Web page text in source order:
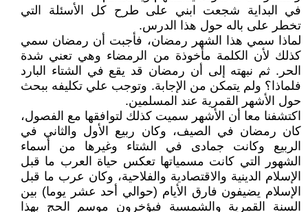
في البداية شجعت ابني على طرح كل الأسئلة التي
تخطر على باله حول هذا الدرس.
لماذا سمي هذا الشهر رمضان، فأجبت أن رمضان سمي
كذلك لأن الكلمة مأخوذة من الرمضاء وهي تعني شدة
الحر. ثم نبهته إلى أن رمضان قد يقع في الشتاء البارد
فلماذا؟ ولم يتمكن من الإجابة. وتوجب علي تكليفه ببحث
حول الأشهر القمرية عند المسلمين.
اكتشفنا معا أن الأشهر سميت كذلك لتوافقها مع الفصول،
كان رمضان في الصيف، وكان ربيع الأول والثاني في
الربيع وكانت جمادى في الشتاء وغيرها من أسماء
الشهور التي كانت مسمياتها تعكس حياة العرب ما قبل
الإسلام الدينية والاقتصادية والفلاحية، وكان عرب ما قبل
الإسلام يضيفون فارق الأيام (حوالي أحد عشر يوما) بين
السنة القمرية والشمسية فيؤخرون موسم الحج بهذا